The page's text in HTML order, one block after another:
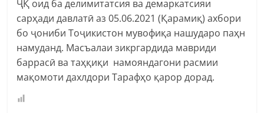
ҶҚ оид ба делимитатсия ва демаркатсияи
сарҳади давлатӣ аз 05.06.2021 (Қарамиқ) ахбори
бо ҷониби Тоҷикистон мувофиқа нашударо паҳн
намуданд. Масъалаи зикргардида мавриди
баррасӣ ва таҳқиқи намояндагони расмии
мақомоти дахлдори Тарафҳо қарор дорад.